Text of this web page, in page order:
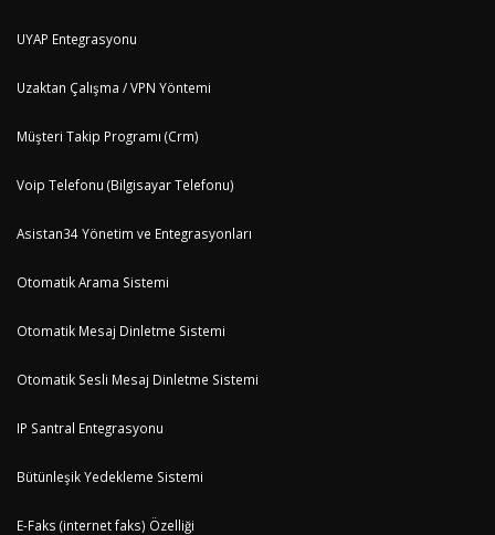
UYAP Entegrasyonu
Uzaktan Çalışma / VPN Yöntemi
Müşteri Takip Programı (Crm)
Voip Telefonu (Bilgisayar Telefonu)
Asistan34 Yönetim ve Entegrasyonları
Otomatik Arama Sistemi
Otomatik Mesaj Dinletme Sistemi
Otomatik Sesli Mesaj Dinletme Sistemi
IP Santral Entegrasyonu
Bütünleşik Yedekleme Sistemi
E-Faks (internet faks) Özelliği